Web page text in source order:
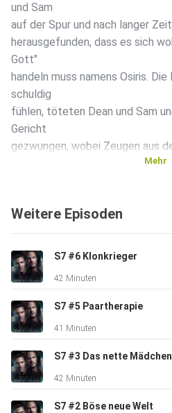
und Sam
auf der Spur und nach langer
herausgefunden, dass es sich
Gott"
handeln muss namens Osiris.
schuldig
fühlen, töteten Dean und Sam
Gericht
gezwungen, wobei Zeugen aus
Mehr
Weitere Episoden
S7 #6 Klonkrieger
42 Minuten
S7 #5 Paartherapie
41 Minuten
S7 #3 Das nette
42 Minuten
S7 #2 Böse neue Welt